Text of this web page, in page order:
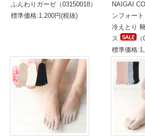
ふんわりガーゼ（03150018）
標準価格:1,200円(税抜)
NAIGAI
ンフォー
冷えとり
ス
標準価格